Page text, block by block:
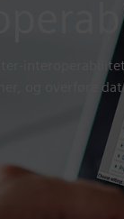
og overføre